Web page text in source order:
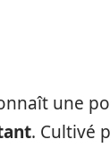
une
. Cultivé